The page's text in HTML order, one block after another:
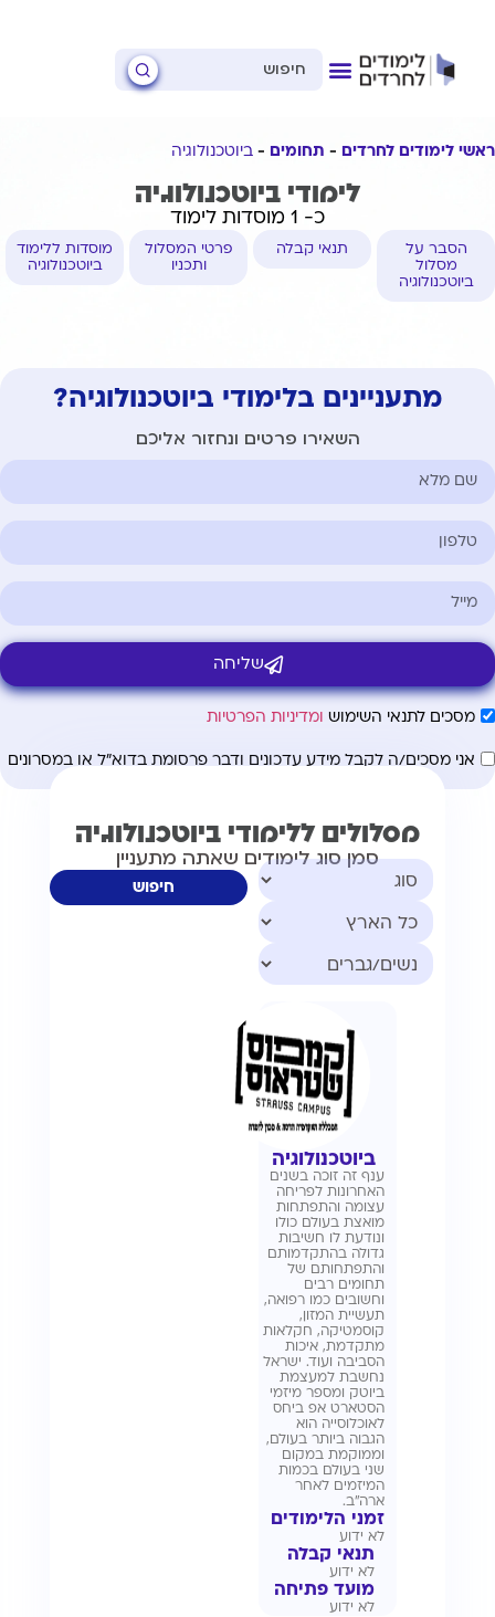
ראשי לימודים לחרדים תחומים ביוטכנולוגיה
לימודי ביוטכנולוגיה
כ- 1 מוסדות לימוד
הסבר על
מסלול
ביוטכנולוגיה
תנאי קבלה
פרטי המסלול
ותכניו
מוסדות ללימוד
ביוטכנולוגיה
מתעניינים בלימודי ביוטכנולוגיה?
השאירו פרטים ונחזור אליכם
מסכים לתנאי השימוש ומדיניות הפרטיות
אני מסכים/ה לקבל מידע עדכונים ודבר פרסומת בדוא"ל או במסרונים
שליחה
מסלולים ללימודי ביוטכנולוגיה
סמן סוג לימודים שאתה מתעניין
חיפוש
ביוטכנולוגיה
ענף זה זוכה בשנים
האחרונות לפריחה
עצומה והתפתחות
מואצת בעולם כולו
ונודעת לו חשיבות
גדולה בהתקדמותם
והתפתחותם של
תחומים רבים
וחשובים כמו רפואה,
תעשיית המזון,
קוסמטיקה, חקלאות
מתקדמת, איכות
הסביבה ועוד. ישראל
נחשבת למעצמת
ביוטק ומספר מיזמי
הסטארט אפ ביחס
לאוכלוסייה הוא
הגבוה ביותר בעולם,
וממוקמת במקום
שני בעולם בכמות
המיזמים לאחר
ארה”ב.
זמני הלימודים
לא ידוע
תנאי קבלה
לא ידוע
מועד פתיחה
לא ידוע